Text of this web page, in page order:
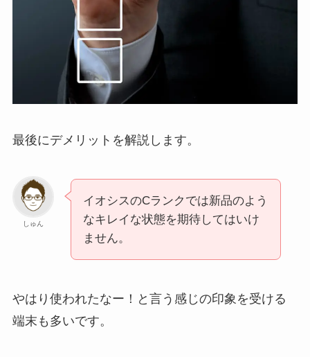
最後にデメリットを解説します。
しゅん
イオシスのCランクでは新品のよう
なキレイな状態を期待してはいけ
ません。
やはり使われたなー！と言う感じの印象を受ける
端末も多いです。